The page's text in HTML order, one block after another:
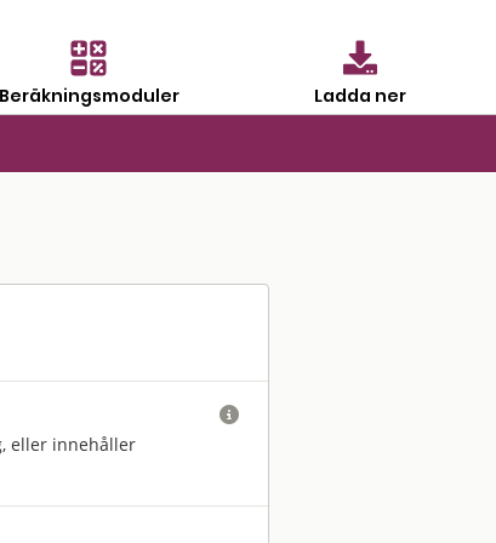
Beräkningsmoduler Ladda ner
eller innehåller
